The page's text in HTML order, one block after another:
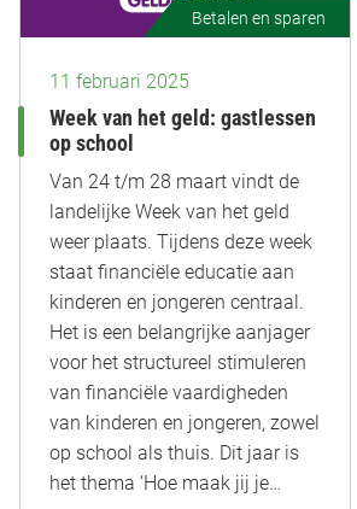
Betalen en sparen
11 februari 2025
Week van het geld: gastlessen
op school
Van 24 t/m 28 maart vindt de
landelijke Week van het geld
weer plaats. Tijdens deze week
staat financiële educatie aan
kinderen en jongeren centraal.
Het is een belangrijke aanjager
voor het structureel stimuleren
van financiële vaardigheden
van kinderen en jongeren, zowel
op school als thuis. Dit jaar is
het thema ‘Hoe maak jij je…